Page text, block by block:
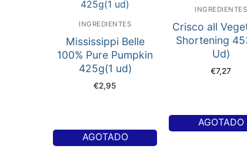
INGREDIENTES
Mississippi Belle
100% Pure Pumpkin
425g(1 ud)
€2,95
AGOTADO
INGREDIENTES
Crisco all
Shortening
Ud)
€7,27
AGOTADO